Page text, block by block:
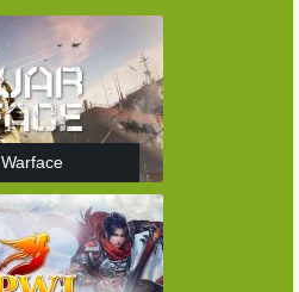
Warface